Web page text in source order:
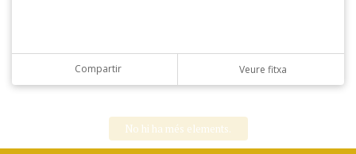
Compartir Veure fitxa